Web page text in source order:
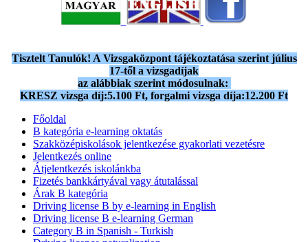
Tisztelt Tanulók! A Vizsgaközpont tájékoztatása szerint július
17-től a vizsgadíjak
az alábbiak szerint módosulnak:
KRESZ vizsga díj:5.100 Ft, forgalmi vizsga díja:12.200 Ft
Főoldal
B kategória e-learning oktatás
Szakközépiskolások jelentkezése gyakorlati vezetésre
Jelentkezés online
Átjelentkezés iskolánkba
Fizetés bankkártyával vagy átutalással
Árak B kategória
Driving license B by e-learning in English
Driving license B e-learning German
Category B in Spanish - Turkish